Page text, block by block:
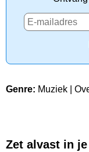
Genre: Muziek |
Zet alvast in